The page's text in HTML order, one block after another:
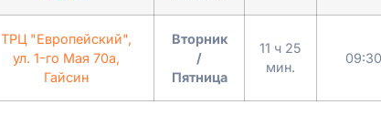
ТРЦ "Европейский",
ул. 1-го Мая 70а,
Гайсин
Вторник
/
Пятница
11 ч 25
мин.
09:30